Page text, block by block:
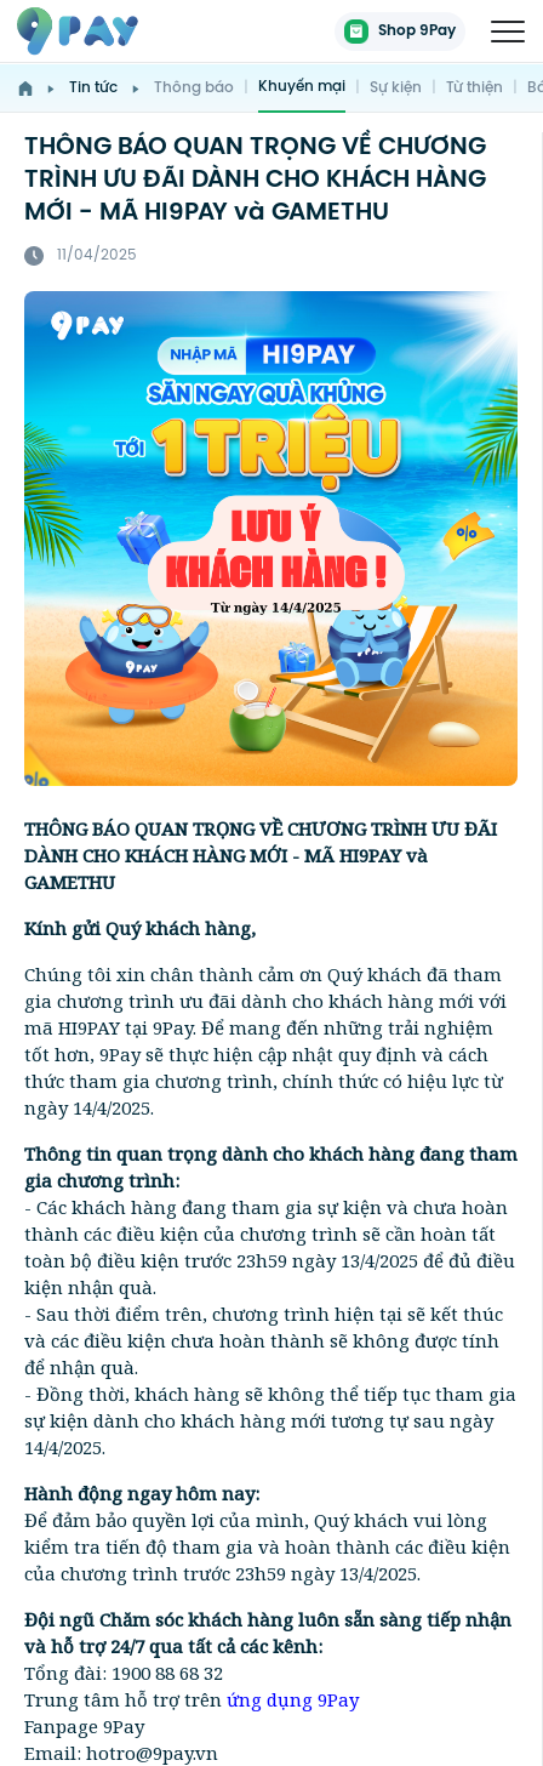
Shop 9Pay
Tin tức Thông báo | Khuyến mại | Sự kiện | Từ thiện |
THÔNG BÁO QUAN TRỌNG VỀ CHƯƠNG
TRÌNH ƯU ĐÃI DÀNH CHO KHÁCH HÀNG
MỚI - MÃ HI9PAY và GAMETHU
11/04/2025
THÔNG BÁO QUAN TRỌNG VỀ CHƯƠNG TRÌNH ƯU ĐÃI
DÀNH CHO KHÁCH HÀNG MỚI - MÃ HI9PAY và
GAMETHU
Kính gửi Quý khách hàng,
Chúng tôi xin chân thành cảm ơn Quý khách đã tham
gia chương trình ưu đãi dành cho khách hàng mới với
mã HI9PAY tại 9Pay. Để mang đến những trải nghiệm
tốt hơn, 9Pay sẽ thực hiện cập nhật quy định và cách
thức tham gia chương trình, chính thức có hiệu lực từ
ngày 14/4/2025.
Thông tin quan trọng dành cho khách hàng đang tham
gia chương trình:
- Các khách hàng đang tham gia sự kiện và chưa hoàn
thành các điều kiện của chương trình sẽ cần hoàn tất
toàn bộ điều kiện trước 23h59 ngày 13/4/2025 để đủ điều
kiện nhận quà.
- Sau thời điểm trên, chương trình hiện tại sẽ kết thúc
và các điều kiện chưa hoàn thành sẽ không được tính
để nhận quà.
- Đồng thời, khách hàng sẽ không thể tiếp tục tham gia
sự kiện dành cho khách hàng mới tương tự sau ngày
14/4/2025.
Hành động ngay hôm nay:
Để đảm bảo quyền lợi của mình, Quý khách vui lòng
kiểm tra tiến độ tham gia và hoàn thành các điều kiện
của chương trình trước 23h59 ngày 13/4/2025.
Đội ngũ Chăm sóc khách hàng luôn sẵn sàng tiếp nhận
và hỗ trợ 24/7 qua tất cả các kênh:
Tổng đài: 1900 88 68 32
Trung tâm hỗ trợ trên ứng dụng 9Pay
Fanpage 9Pay
Email: hotro@9pay.vn